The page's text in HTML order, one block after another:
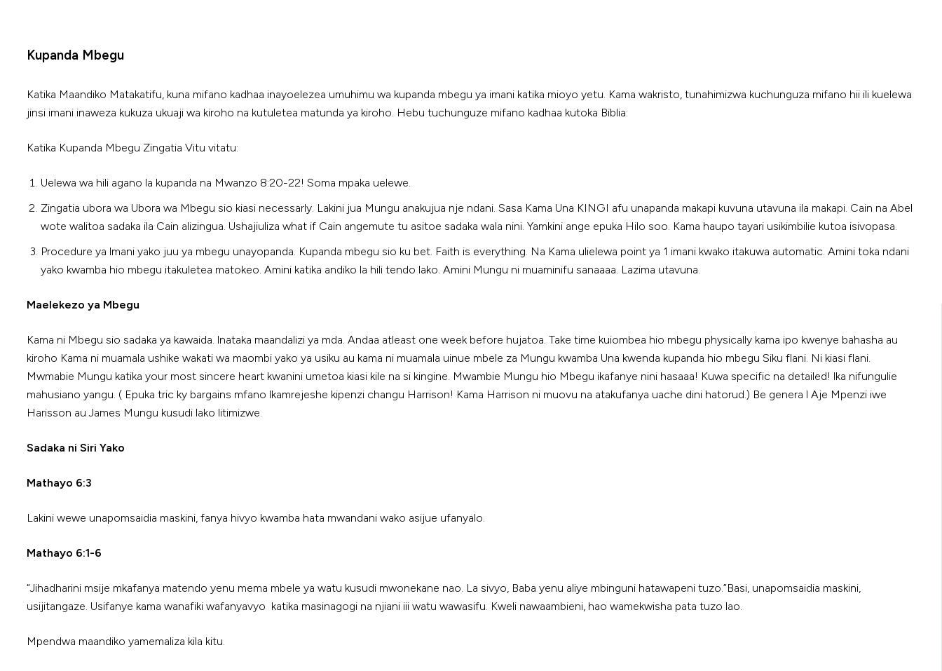
Kupanda Mbegu
Katika Maandiko Matakatifu, kuna mifano kadhaa inayoelezea umuhimu wa kupanda mbegu ya imani katika mioyo yetu. Kama wakristo, tunahimizwa kuchunguza mifano hii ili kuelewa
jinsi imani inaweza kukuza ukuaji wa kiroho na kutuletea matunda ya kiroho. Hebu tuchunguze mifano kadhaa kutoka Biblia:
Katika Kupanda Mbegu Zingatia Vitu vitatu:
Uelewa wa hili agano la kupanda na Mwanzo 8:20-22! Soma mpaka uelewe.
Zingatia ubora wa Ubora wa Mbegu sio kiasi necessarly. Lakini jua Mungu anakujua nje ndani. Sasa Kama Una KINGI afu unapanda makapi kuvuna utavuna ila makapi. Cain na Abel
wote walitoa sadaka ila Cain alizingua. Ushajiuliza what if Cain angemute tu asitoe sadaka wala nini. Yamkini ange epuka Hilo soo. Kama haupo tayari usikimbilie kutoa isivopasa.
Procedure ya lmani yako juu ya mbegu unayopanda. Kupanda mbegu sio ku bet. Faith is everything. Na Kama ulielewa point ya 1 imani kwako itakuwa automatic. Amini toka ndani
yako kwamba hio mbegu itakuletea matokeo. Amini katika andiko la hili tendo lako. Amini Mungu ni muaminifu sanaaaa. Lazima utavuna.
Maelekezo ya Mbegu
Kama ni Mbegu sio sadaka ya kawaida. lnataka maandalizi ya mda. Andaa atleast one week before hujatoa. Take time kuiombea hio mbegu physically kama ipo kwenye bahasha au
kiroho Kama ni muamala ushike wakati wa maombi yako ya usiku au kama ni muamala uinue mbele za Mungu kwamba Una kwenda kupanda hio mbegu Siku flani. Ni kiasi flani.
Mwmabie Mungu katika your most sincere heart kwanini umetoa kiasi kile na si kingine. Mwambie Mungu hio Mbegu ikafanye nini hasaaa! Kuwa specific na detailed! lka nifungulie
mahusiano yangu. ( Epuka tric ky bargains mfano lkamrejeshe kipenzi changu Harrison! Kama Harrison ni muovu na atakufanya uache dini hatorud.) Be genera l Aje Mpenzi iwe
Harisson au James Mungu kusudi lako litimizwe.
Sadaka ni Siri Yako
Mathayo 6:3
Lakini wewe unapomsaidia maskini, fanya hivyo kwamba hata mwandani wako asijue ufanyalo.
Mathayo 6:1-6
“Jihadharini msije mkafanya matendo yenu mema mbele ya watu kusudi mwonekane nao. La sivyo, Baba yenu aliye mbinguni hatawapeni tuzo.”Basi, unapomsaidia maskini,
usijitangaze. Usifanye kama wanafiki wafanyavyo katika masinagogi na njiani iii watu wawasifu. Kweli nawaambieni, hao wamekwisha pata tuzo lao.
Mpendwa maandiko yamemaliza kila kitu.